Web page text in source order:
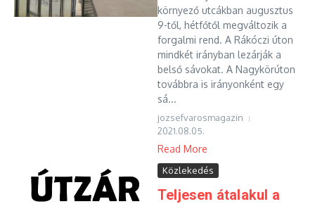
környező utcákban augusztus
9-től, hétfőtől megváltozik a
forgalmi rend. A Rákóczi úton
mindkét irányban lezárják a
belső sávokat. A Nagykörúton
továbbra is irányonként egy
sá...
jozsefvarosmagazin
2021.08.05.
Read More
Közlekedés
Teljesen átalakul a